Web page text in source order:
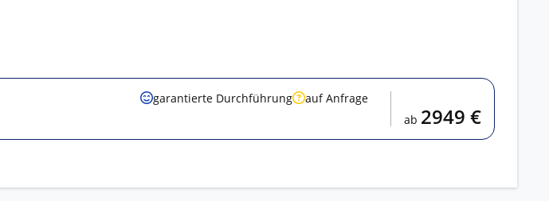
garantierte Durchführung
auf Anfrage
ab 2949 €